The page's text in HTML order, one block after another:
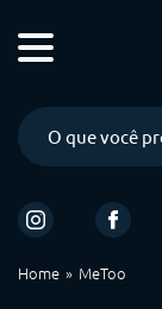
Home MeToo